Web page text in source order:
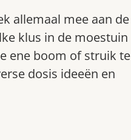
allemaal mee aan de
klus in de moestuin
ene boom of struik te
dosis ideeën en